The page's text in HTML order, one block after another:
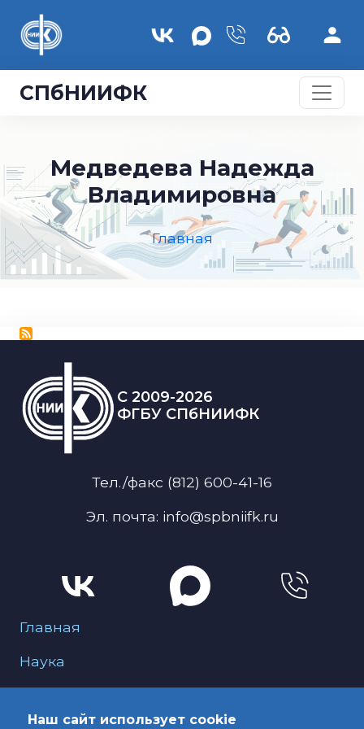
СПбНИИФК
Медведева Надежда
Владимировна
Главная
C 2009-2026
ФГБУ СПбНИИФК
Тел./факс (812) 600-41-16
Эл. почта: info@spbniifk.ru
Меню для подвала
Главная
Наука
Наш сайт использует cookie